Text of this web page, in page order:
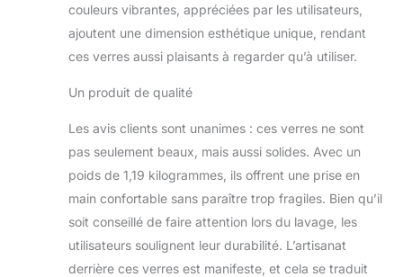
couleurs vibrantes, appréciées par les utilisateurs,
ajoutent une dimension esthétique unique, rendant
ces verres aussi plaisants à regarder qu’à utiliser.
Un produit de qualité
Les avis clients sont unanimes : ces verres ne sont
pas seulement beaux, mais aussi solides. Avec un
poids de 1,19 kilogrammes, ils offrent une prise en
main confortable sans paraître trop fragiles. Bien qu’il
soit conseillé de faire attention lors du lavage, les
utilisateurs soulignent leur durabilité. L’artisanat
derrière ces verres est manifeste, et cela se traduit